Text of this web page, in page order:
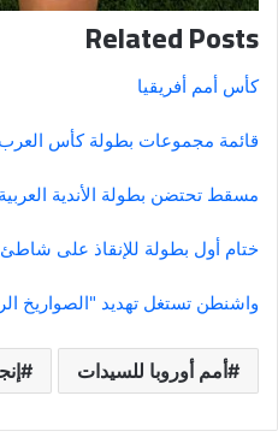
Related Posts
كأس أمم أفريقيا
قائمة مجموعات بطولة كأس العرب
مسقط تحتضن بطولة الأندية العربية 36 لكرة الطاولة
ختام أول بطولة للإنقاذ على
واشنطن تستغل تهديد "الصواريخ
أمم أوروبا للسيدات